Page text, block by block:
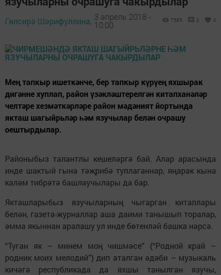
Гөлсирә Шәрифуллина, 3 апрель 2018 -
10:00
7585 0 0
Мең тапкыр ишеткәнче, бер тапкыр күрүең яхшырак
дигәнне хуплап, район үзәкләштерелгән китапханәләр
челтәре хезмәткәрләре район мәдәният йортында
якташ шагыйрьләр һәм язучылар белән очрашу
оештырдылар.
Районыбыз талантлы кешеләргә бай. Алар арасында
инде шактый гына тәҗрибә туплаганнар, яңарак кына
каләм тибрәтә башлаучылары да бар.
Якташларыбыз язучыларның чыгарган китаплары
белән, газета-журналлар аша даими танышып торалар,
әмма якыннан аралашу ул инде бөтенләй башка нәрсә.
“Туган як – минем моң чишмәсе” (“Родной край –
родник моих мелодий”) дип аталган әдәби – музыкаль
кичәгә республикада да яхшы танылган язучы,